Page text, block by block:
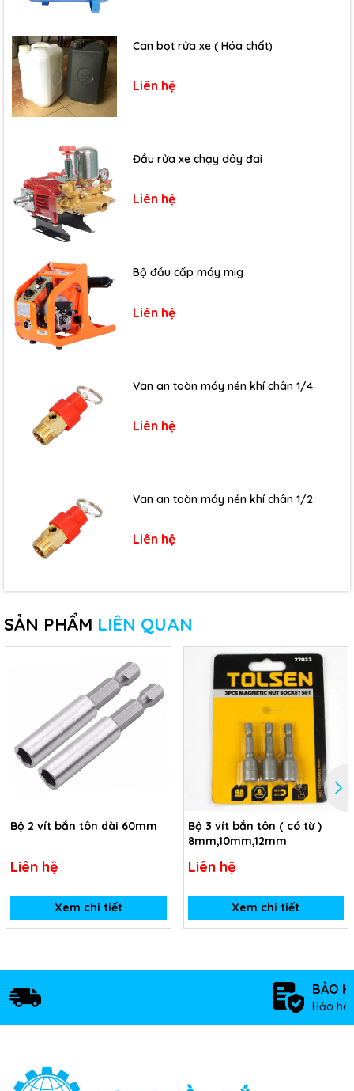
Can bọt rửa xe ( Hóa chất)
Liên hệ
Đầu rửa xe chạy dây đai
Liên hệ
Bộ đầu cấp máy mig
Liên hệ
Van an toàn máy nén khí chân 1/4
Liên hệ
Van an toàn máy nén khí chân 1/2
Liên hệ
SẢN PHẨM LIÊN QUAN
Bộ 2 vít bắn tôn dài 60mm
Liên hệ
Xem chi tiết
Bộ 3 vít bắn tôn ( có từ )
8mm,10mm,12mm
Liên hệ
Xem chi tiết
BẢO
Bảo